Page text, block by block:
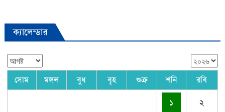
ক্যালেন্ডার
সোম মঙ্গল বুধ বৃহ শুক্র শনি রবি
১ ২